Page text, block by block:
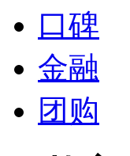
口碑
金融
团购